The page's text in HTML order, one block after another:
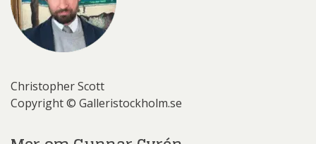
Christopher Scott
Copyright © Galleristockholm.se